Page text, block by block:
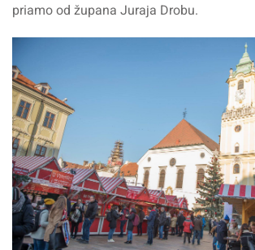
priamo od župana Juraja Drobu.